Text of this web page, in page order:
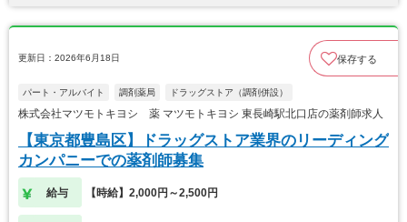
更新日：2026年6月18日 保存する
パート・アルバイト 調剤薬局 ドラッグストア（調剤併設）
株式会社マツモトキヨシ 薬 マツモトキヨシ 東長崎駅北口店の薬剤師求人
【東京都豊島区】ドラッグストア業界のリーディング
カンパニーでの薬剤師募集
給与 【時給】2,000円～2,500円